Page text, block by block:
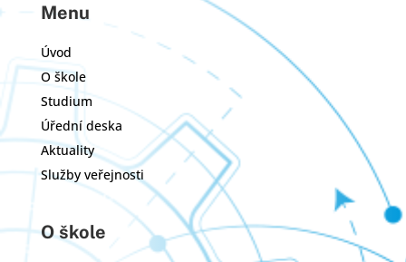
Menu
Úvod
O škole
Studium
Úřední deska
Aktuality
Služby veřejnosti
O škole